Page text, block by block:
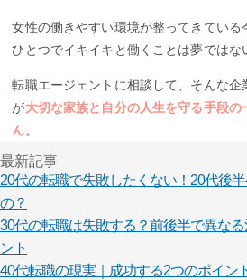
女性の働きやすい環境が整ってきている
ひとつでイキイキと働くことは夢ではな
転職エージェントに相談して、そんな企
が大切な家族と自分の人生を守る手段の
ん。
最新記事
20代の転職で失敗したくない！20代後
の？
30代の転職は失敗する？前後半で異な
ント
40代転職の現実｜成功する2つのポイン